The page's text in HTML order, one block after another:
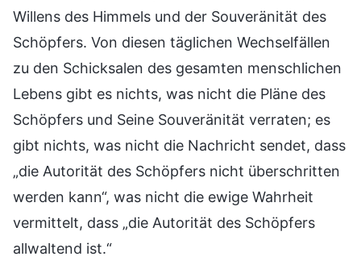
Willens des Himmels und der Souveränität des
Schöpfers. Von diesen täglichen Wechselfällen
zu den Schicksalen des gesamten menschlichen
Lebens gibt es nichts, was nicht die Pläne des
Schöpfers und Seine Souveränität verraten; es
gibt nichts, was nicht die Nachricht sendet, dass
„die Autorität des Schöpfers nicht überschritten
werden kann“, was nicht die ewige Wahrheit
vermittelt, dass „die Autorität des Schöpfers
allwaltend ist.“